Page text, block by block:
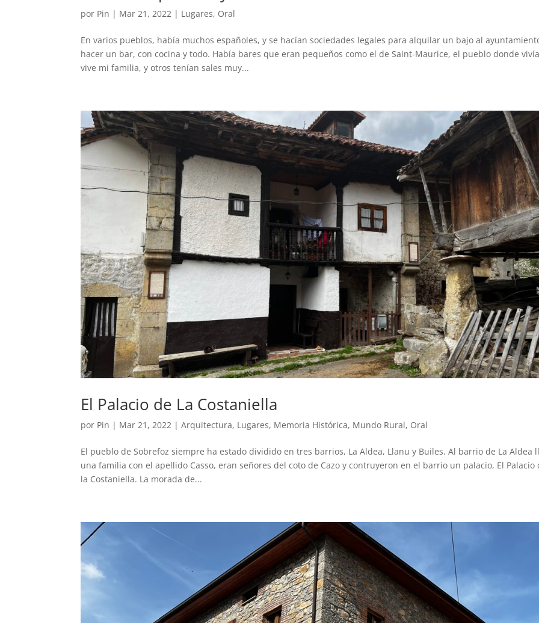
por Pin | Mar 21, 2022 | Lugares, Oral
En varios pueblos, había muchos españoles, y se hacían sociedades legales para alquilar un bajo al
hacer un bar, con cocina y todo. Había bares que eran pequeños como el de Saint-Maurice, el pueblo donde
vive mi familia, y otros tenían sales muy...
El Palacio de La Costaniella
por Pin | Mar 21, 2022 |Arquitectura, Lugares, Memoria Histórica, Mundo Rural, Oral
El pueblo de Sobrefoz siempre ha estado dividido en tres barrios, La Aldea, Llanu y Builes. Al barrio de La Aldea
una familia con el apellido Casso, eran señores del coto de Cazo y contruyeron en el barrio un palacio, El Palacio
la Costaniella. La morada de...